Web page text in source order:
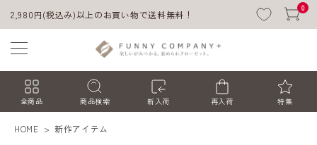
2,980円(税込み)以上のお買い物で送料無料！
0
全商品 商品検索 新入荷 再入荷 特集
HOME 新作アイテム